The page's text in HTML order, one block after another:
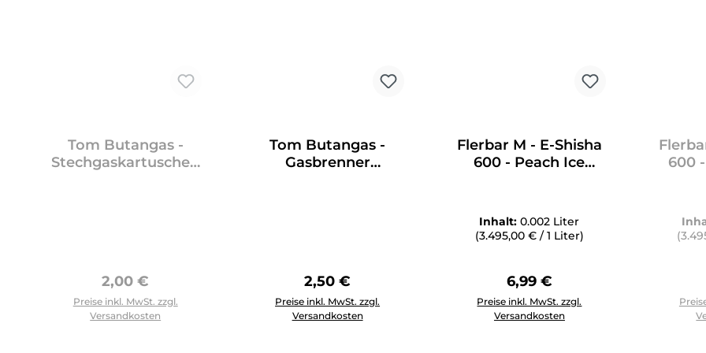
Tom Butangas -
Stechgaskartusche -
Regulärer Preis:
2,00 €
Preise inkl. MwSt. zzgl.
Versandkosten
Tom Butangas -
Gasbrenner
Regulärer Preis:
2,50 €
Preise inkl. MwSt. zzgl.
Versandkosten
Produkt Anzahl: Gib den gewünschten Wert ein oder benutze die
Flerbar M - E-Shisha
600 - Peach Ice
Inhalt:0.002 Liter
(3.495,00 € / 1 Liter)
Regulärer Preis:
6,99 €
Preise inkl. MwSt. zzgl.
Versandkosten
Produkt Anzahl: Gib den gewünschten
600